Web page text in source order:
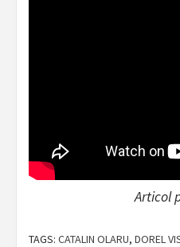
Articol
TAGS: CATALIN OLARU, DOREL